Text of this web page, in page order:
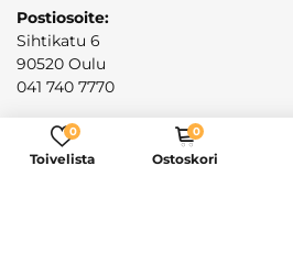
Postiosoite:
Sihtikatu 6
90520 Oulu
041 740 7770
Sähköposti:
mixitmaxoy@gmail.com
0
Toivelista
0
Ostoskori